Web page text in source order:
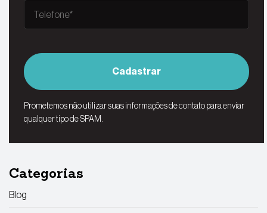
Cadastrar
Prometemos não utilizar suas informações de contato para enviar
qualquer tipo de SPAM.
Categorias
Blog